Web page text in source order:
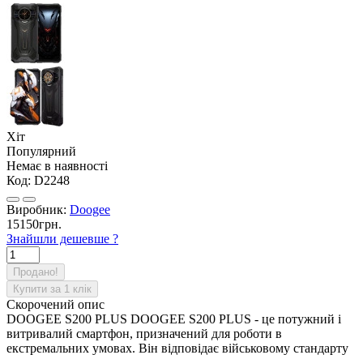
Хіт
Популярний
Немає в наявності
Код: D2248
Виробник: Doogee
15150грн.
Знайшли дешевше ?
Продано!
Купити за 1 клiк
Скорочений опис
DOOGEE S200 PLUS DOOGEE S200 PLUS - це потужний і
витривалий смартфон, призначений для роботи в
екстремальних умовах. Він відповідає військовому стандарту